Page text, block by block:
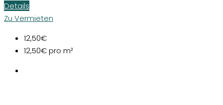
Details
Zu Vermieten
12,50€
12,50€pro m²